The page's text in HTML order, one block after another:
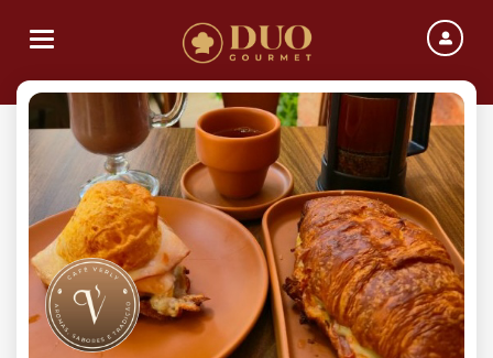
Toggle navigation